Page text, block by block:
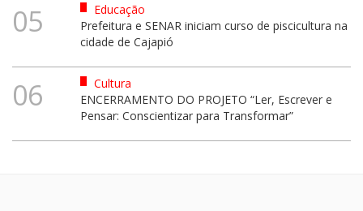
05
Educação
Prefeitura e SENAR iniciam curso de piscicultura na
cidade de Cajapió
06
Cultura
ENCERRAMENTO DO PROJETO “Ler, Escrever e
Pensar: Conscientizar para Transformar”